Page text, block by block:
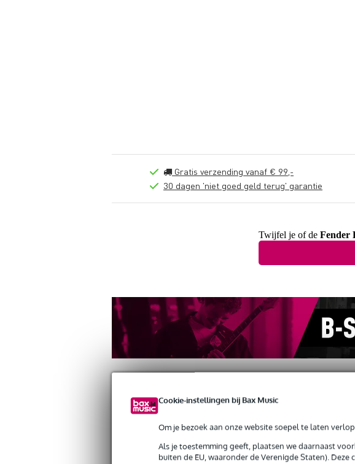
Cookie-instellingen bij Bax Music
Om je bezoek aan onze website soepel te laten
Als je toestemming geeft, plaatsen we daarnaast
buiten de EU, waaronder de Verenigde Staten).
Gratis verzending vanaf € 99,-
30 dagen 'niet goed geld terug' garantie
Twijfel je of de Fender
Fender Blues Deluxe D Harmonica
9000-0012-2437